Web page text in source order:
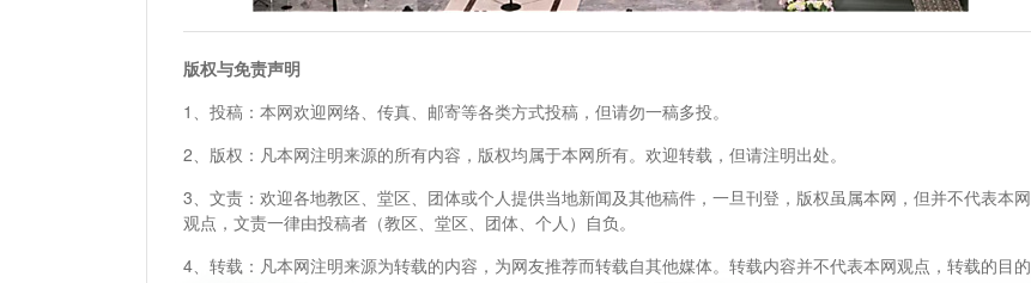
版权与免责声明
1、投稿：本网欢迎网络、传真、邮寄等各类方式投稿，但请勿一稿多投。
2、版权：凡本网注明来源的所有内容，版权均属于本网所有。欢迎转载，但请注明出处。
3、文责：欢迎各地教区、堂区、团体或个人提供当地新闻及其他稿件，一旦刊登，版权虽属本网，但并不代表本网
观点，文责一律由投稿者（教区、堂区、团体、个人）自负。
4、转载：凡本网注明来源为转载的内容，为网友推荐而转载自其他媒体。转载内容并不代表本网观点，转载的目的